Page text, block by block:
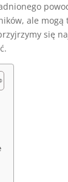
ale
się